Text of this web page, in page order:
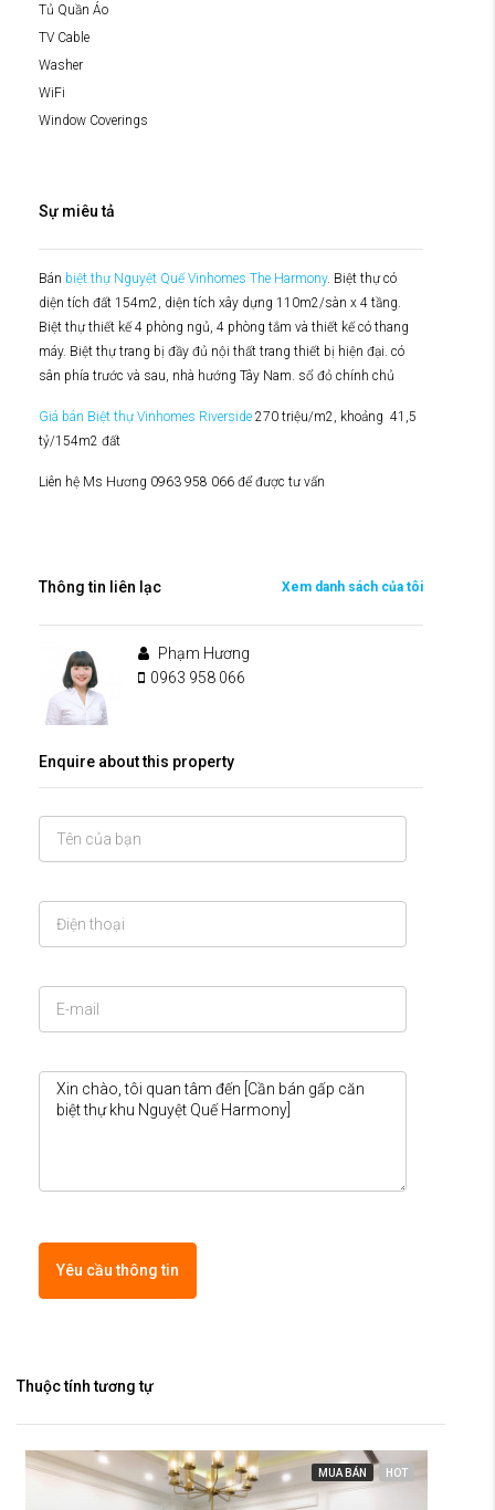
Tủ Quần Áo
TV Cable
Washer
WiFi
Window Coverings
Sự miêu tả
Bán biệt thự Nguyệt Quế Vinhomes The Harmony. Biệt thự có
diện tích đất 154m2, diện tích xây dựng 110m2/sàn x 4 tầng.
Biệt thự thiết kế 4 phòng ngủ, 4 phòng tắm và thiết kế có thang
máy. Biệt thự trang bị đầy đủ nội thất trang thiết bị hiện đại. có
sân phía trước và sau, nhà hướng Tây Nam. sổ đỏ chính chủ
Giá bán Biệt thự Vinhomes Riverside 270 triệu/m2, khoảng 41,5
tỷ/154m2 đất
Liên hệ Ms Hương 0963 958 066 để được tư vấn
Thông tin liên lạc Xem danh sách của tôi
Phạm Hương
0963 958 066
Enquire about this property
Yêu cầu thông tin
Thuộc tính tương tự
MUA BÁN HOT